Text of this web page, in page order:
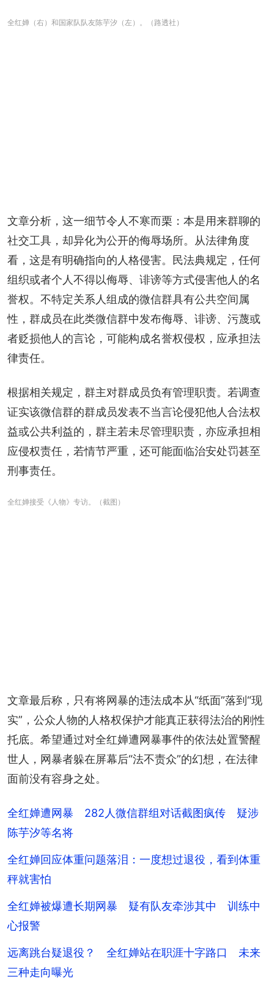
全红婵（右）和国家队队友陈芋汐（左）。（路透社）
文章分析，这一细节令人不寒而栗：本是用来群聊的
社交工具，却异化为公开的侮辱场所。从法律角度
看，这是有明确指向的人格侵害。民法典规定，任何
组织或者个人不得以侮辱、诽谤等方式侵害他人的名
誉权。不特定关系人组成的微信群具有公共空间属
性，群成员在此类微信群中发布侮辱、诽谤、污蔑或
者贬损他人的言论，可能构成名誉权侵权，应承担法
律责任。
根据相关规定，群主对群成员负有管理职责。若调查
证实该微信群的群成员发表不当言论侵犯他人合法权
益或公共利益的，群主若未尽管理职责，亦应承担相
应侵权责任，若情节严重，还可能面临治安处罚甚至
刑事责任。
全红婵接受《人物》专访。（截图）
文章最后称，只有将网暴的违法成本从“纸面”落到“现
实”，公众人物的人格权保护才能真正获得法治的刚性
托底。希望通过对全红婵遭网暴事件的依法处置警醒
世人，网暴者躲在屏幕后“法不责众”的幻想，在法律
面前没有容身之处。
全红婵遭网暴 282人微信群组对话截图疯传 疑涉
陈芋汐等名将
全红婵回应体重问题落泪：一度想过退役，看到体重
秤就害怕
全红婵被爆遭长期网暴 疑有队友牵涉其中 训练中
心报警
远离跳台疑退役？ 全红婵站在职涯十字路口 未来
三种走向曝光